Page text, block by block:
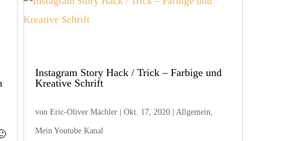
Instagram Story Hack / Trick – Farbige und
Kreative Schrift
vonEric-Oliver Mächler |Okt. 17, 2020 |Allgemein,
Mein Youtube Kanal